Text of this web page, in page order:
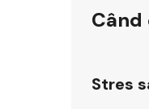
Stres